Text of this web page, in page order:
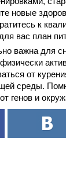
новые
к
вас план
важна для
от
среды.
генов и